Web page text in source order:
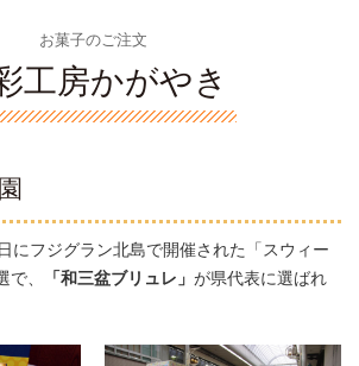
お菓子のご注文
工房かがやき
にフジグラン北島で開催された「スウィー
、
「和三盆ブリュレ」 が県代表に選ばれ